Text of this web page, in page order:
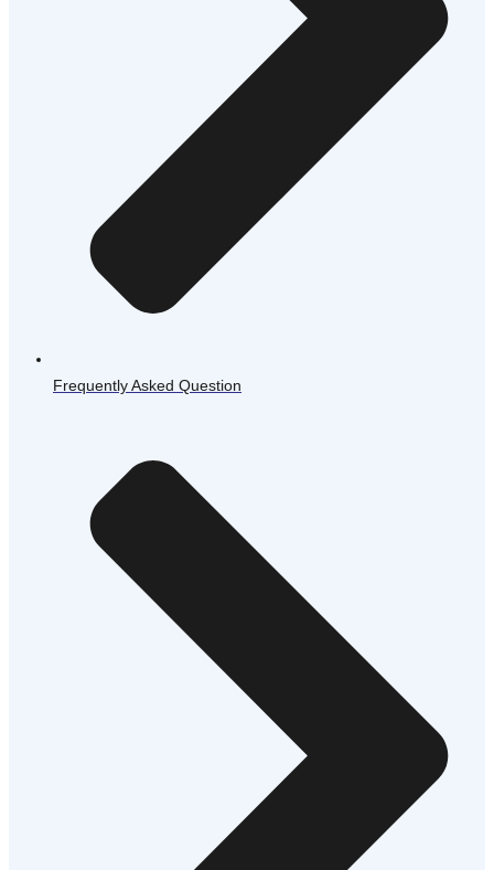
Frequently Asked Question